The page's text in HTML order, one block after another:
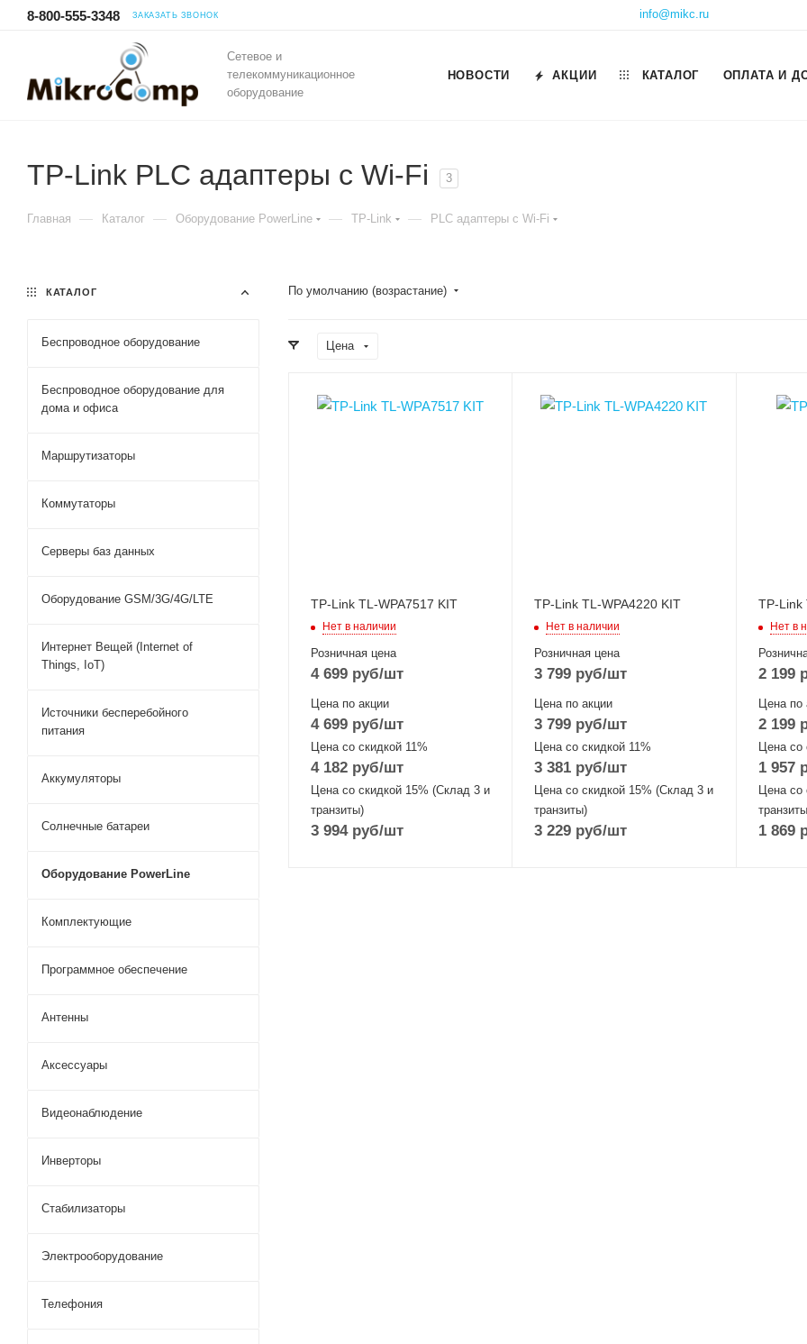
8-800-555-3348 ЗАКАЗАТЬ ЗВОНОК info@mikc.ru
Сетевое и
телекоммуникационное
оборудование
НОВОСТИ АКЦИИ КАТАЛОГ ОПЛАТА И
TP-Link PLC адаптеры с Wi-Fi 3
Главная — Каталог — Оборудование PowerLine — TP-Link — PLC адаптеры с Wi-Fi
По умолчанию (возрастание)
Цена
TP-Link TL-WPA7517 KIT
Нет в наличии
Розничная цена
4 699 руб/шт
Цена по акции
4 699 руб/шт
Цена со скидкой 11%
4 182 руб/шт
Цена со скидкой 15% (Склад 3 и
транзиты)
3 994руб/шт
TP-Link TL-WPA4220 KIT
Нет в наличии
Розничная цена
3 799 руб/шт
Цена по акции
3 799 руб/шт
Цена со скидкой 11%
3 381 руб/шт
Цена со скидкой 15% (Склад 3 и
транзиты)
3 229 руб/шт
TP-Link
Нет в
2 199
Цена по
2 199
Цена со
1 957
Цена со
1 869
КАТАЛОГ
Беспроводное оборудование
Беспроводное оборудование для
дома и офиса
Маршрутизаторы
Коммутаторы
Серверы баз данных
Оборудование GSM/3G/4G/LTE
Интернет Вещей (Internet of
Things, IoT)
Источники бесперебойного
питания
Аккумуляторы
Солнечные батареи
Оборудование PowerLine
Комплектующие
Программное обеспечение
Антенны
Аксессуары
Видеонаблюдение
Инверторы
Стабилизаторы
Электрооборудование
Телефония